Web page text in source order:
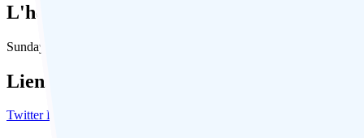
L'heure en Inde:
Sunday, August 9, 2026, 12:06:13 PM
Liens Sociaux:
Twitter Facebook